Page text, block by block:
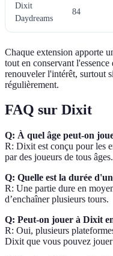
Dixit
Daydreams
84
Chaque extension apporte
tout en conservant
renouveler l'intérêt, surtout
régulièrement.
FAQ sur Dixit
Q: À quel âge peut-on
R: Dixit est conçu pour les
par des joueurs de tous âges.
Q: Quelle est la durée
R: Une partie dure en
d’enchaîner plusieurs tours.
Q: Peut-on jouer à Dixit
R: Oui, plusieurs
Dixit que vous pouvez jouer